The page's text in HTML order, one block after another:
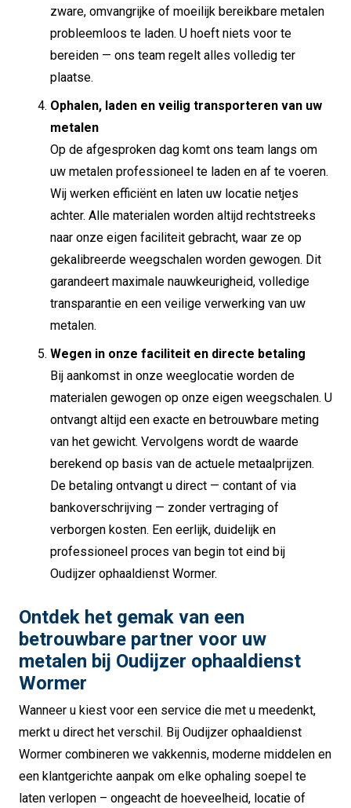
zware, omvangrijke of moeilijk bereikbare metalen
probleemloos te laden. U hoeft niets voor te
bereiden — ons team regelt alles volledig ter
plaatse.
Ophalen, laden en veilig transporteren van uw
metalen
Op de afgesproken dag komt ons team langs om
uw metalen professioneel te laden en af te voeren.
Wij werken efficiënt en laten uw locatie netjes
achter. Alle materialen worden altijd rechtstreeks
naar onze eigen faciliteit gebracht, waar ze op
gekalibreerde weegschalen worden gewogen. Dit
garandeert maximale nauwkeurigheid, volledige
transparantie en een veilige verwerking van uw
metalen.
Wegen in onze faciliteit en directe betaling
Bij aankomst in onze weeglocatie worden de
materialen gewogen op onze eigen weegschalen. U
ontvangt altijd een exacte en betrouwbare meting
van het gewicht. Vervolgens wordt de waarde
berekend op basis van de actuele metaalprijzen.
De betaling ontvangt u direct — contant of via
bankoverschrijving — zonder vertraging of
verborgen kosten. Een eerlijk, duidelijk en
professioneel proces van begin tot eind bij
Oudijzer ophaaldienst Wormer.
Ontdek het gemak van een
betrouwbare partner voor uw
metalen bij Oudijzer ophaaldienst
Wormer
Wanneer u kiest voor een service die met u meedenkt,
merkt u direct het verschil. Bij Oudijzer ophaaldienst
Wormer combineren we vakkennis, moderne middelen en
een klantgerichte aanpak om elke ophaling soepel te
laten verlopen – ongeacht de hoeveelheid, locatie of